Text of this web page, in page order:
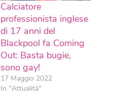
Calciatore
professionista inglese
di 17 anni del
Blackpool fa Coming
Out: Basta bugie,
sono gay!
17 Maggio 2022
In "Attualità"